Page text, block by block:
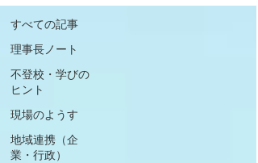
すべての記事
理事長ノート
不登校・学びの
ヒント
現場のようす
地域連携（企
業・行政）